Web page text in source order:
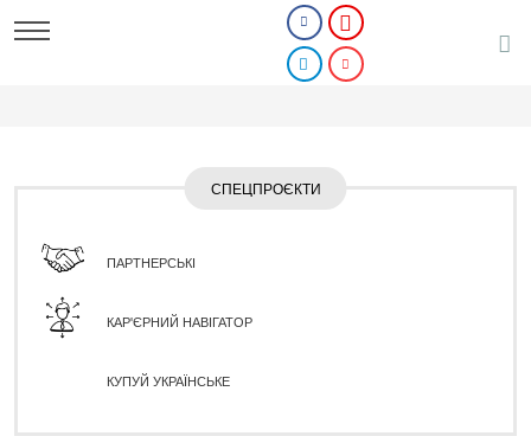
СПЕЦПРОЄКТИ
ПАРТНЕРСЬКІ
КАР'ЄРНИЙ НАВІГАТОР
КУПУЙ УКРАЇНСЬКЕ